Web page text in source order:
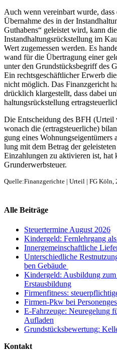
Auch wenn ver­ein­bart wur­de,
Über­nah­me des in der
Gut­ha­bens“ geleis­tet wird, kann
Instand­hal­tungs­rück­stel­lung im
Wert zuge­mes­sen wer­den. Es
wand für die Über­tra­gung einer
unter den Grund­stücks­be­griff des
Ein rechts­ge­schäft­li­cher Erwerb
nicht mög­lich. Das Finanz­ge­richt
drück­lich klar­ge­stellt, dass dabei
hal­tungs­rück­stel­lung
Die Ent­schei­dung des BFH (Urteil
wonach die (ertrag­steu­er­li­che)
gung eines
lung mit dem Betrag der
Ein­zah­lun­gen zu akti­vie­ren ist, hat
Grunderwerbsteuer.
Quelle:Finanzgerichte | Urteil | FG Köln,
Alle Bei­trä­ge
Steu­er­ter­mi­ne August 2026
Kin­der­geld: Fern­lehr­gang
Inner­ge­mein­schaft­li­che
Unter­schied­li­che
ben Gebäude
Kin­der­geld: Aus­bil­dung
Erstausbildung
Fir­men­fit­ness:
Fir­men-Pkw bei
E-Fahr­zeu­ge: Neu­re­ge­lung
Aufladen
Grund­stücks­be­wer­tung:
Kon­takt